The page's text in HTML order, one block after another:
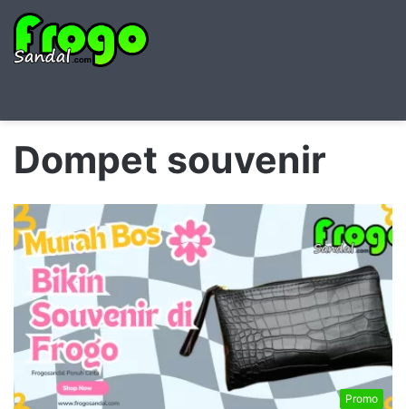
for
Dompet souvenir
Promo